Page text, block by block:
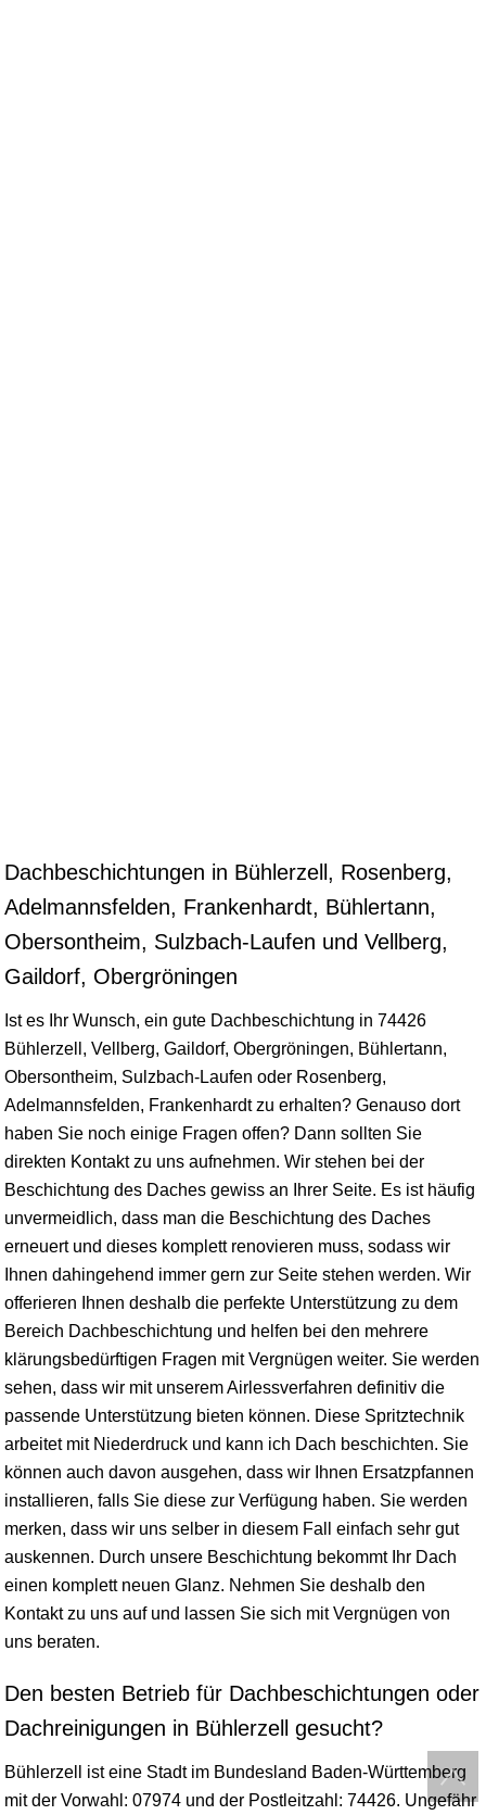
Dachbeschichtungen in Bühlerzell, Rosenberg,
Adelmannsfelden, Frankenhardt, Bühlertann,
Obersontheim, Sulzbach-Laufen und Vellberg,
Gaildorf, Obergröningen
Ist es Ihr Wunsch, ein gute Dachbeschichtung in 74426
Bühlerzell, Vellberg, Gaildorf, Obergröningen, Bühlertann,
Obersontheim, Sulzbach-Laufen oder Rosenberg,
Adelmannsfelden, Frankenhardtzu erhalten? Genauso dort
haben Sie noch einige Fragen offen? Dann sollten Sie
direkten Kontakt zu uns aufnehmen. Wir stehen bei der
Beschichtung des Daches gewiss an Ihrer Seite. Es ist häufig
unvermeidlich, dass man die Beschichtung des Daches
erneuert und dieses komplett renovieren muss, sodass wir
Ihnen dahingehend immer gern zur Seite stehen werden. Wir
offerieren Ihnen deshalb die perfekte Unterstützung zu dem
Bereich Dachbeschichtung und helfen bei den mehrere
klärungsbedürftigen Fragen mit Vergnügen weiter. Sie werden
sehen, dass wir mit unserem Airlessverfahren definitiv die
passende Unterstützung bieten können. Diese Spritztechnik
arbeitet mit Niederdruck und kann ich Dach beschichten. Sie
können auch davon ausgehen, dass wir Ihnen Ersatzpfannen
installieren, falls Sie diese zur Verfügung haben. Sie werden
merken, dass wir uns selber in diesem Fall einfach sehr gut
auskennen. Durch unsere Beschichtung bekommt Ihr Dach
einen komplett neuen Glanz. Nehmen Sie deshalb den
Kontakt zu uns auf und lassen Sie sich mit Vergnügen von
uns beraten.
Den besten Betrieb für Dachbeschichtungen oder
Dachreinigungen in Bühlerzell gesucht?
Bühlerzell ist eine Stadt im Bundesland Baden-Württemberg
mit der Vorwahl: 07974 und der Postleitzahl: 74426. Ungefähr